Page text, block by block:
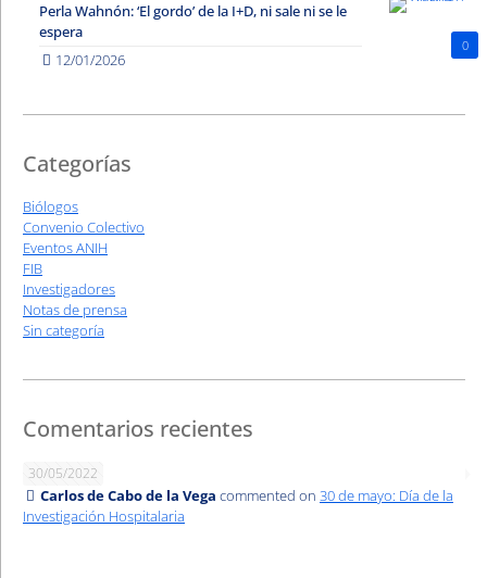
0
Perla Wahnón: ‘El gordo’ de la I+D, ni sale ni se le
espera
12/01/2026
Categorías
Biólogos
Convenio Colectivo
Eventos ANIH
FIB
Investigadores
Notas de prensa
Sin categoría
Comentarios recientes
30/05/2022
Carlos de Cabo de la Vega commented on 30 de mayo: Día de la
Investigación Hospitalaria